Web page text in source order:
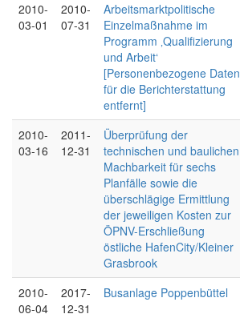
2010-
03-01
2010-
07-31
Arbeitsmarktpolitische
Einzelmaßnahme im
Programm ‚Qualifizierung
und Arbeit‘
[Personenbezogene Daten
für die Berichterstattung
entfernt]
2010-
03-16
2011-
12-31
Überprüfung der
technischen und baulichen
Machbarkeit für sechs
Planfälle sowie die
überschlägige Ermittlung
der jeweiligen Kosten zur
ÖPNV-Erschließung
östliche HafenCity/Kleiner
Grasbrook
2010-
06-04
2017-
12-31
Busanlage Poppenbüttel